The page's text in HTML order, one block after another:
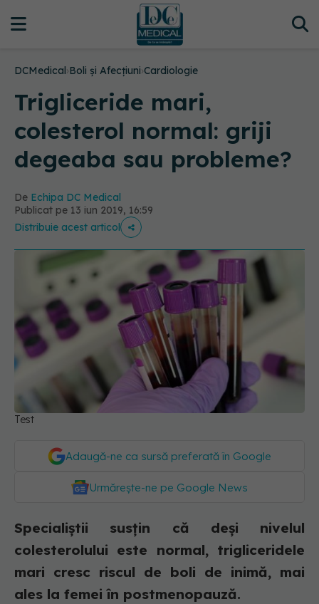
DCMedical›Boli și Afecțiuni›Cardiologie
Trigliceride mari,
colesterol normal: griji
degeaba sau probleme?
De Echipa DC Medical
Publicat pe 13 iun 2019, 16:59
Distribuie acest articol
Test
Adaugă-ne ca sursă preferată în Google
Urmărește-ne pe Google News
Specialiștii susțin că deși nivelul
colesterolului este normal, trigliceridele
mari cresc riscul de boli de inimă, mai
ales la femei în postmenopauză.